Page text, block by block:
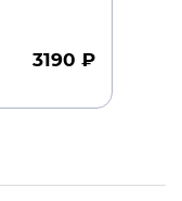
3190 ₽